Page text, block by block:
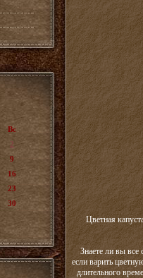
Вс
2
9
16
23
30
Цветная
Знаете ли вы
если варить
длительного